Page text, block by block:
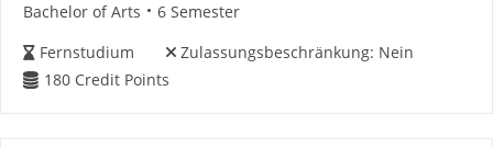
Bachelor of Arts
6 Semester
Fernstudium
Zulassungsbeschränkung: Nein
180 Credit Points